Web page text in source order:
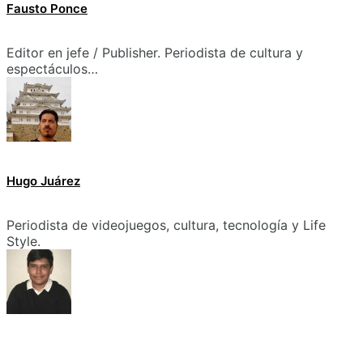
Fausto Ponce
Editor en jefe / Publisher. Periodista de cultura y
espectáculos…
Hugo Juárez
Periodista de videojuegos, cultura, tecnología y Life
Style.